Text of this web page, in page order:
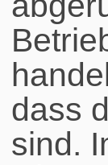
dass
sind.